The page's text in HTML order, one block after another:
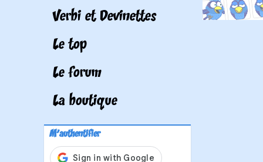
Verbi et Devinettes
Le top
Le forum
La boutique
M'authentifier